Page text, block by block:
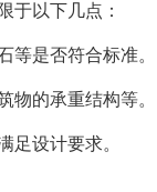
于以下几点：
等是否符合标准。
物的承重结构等。
足设计要求。